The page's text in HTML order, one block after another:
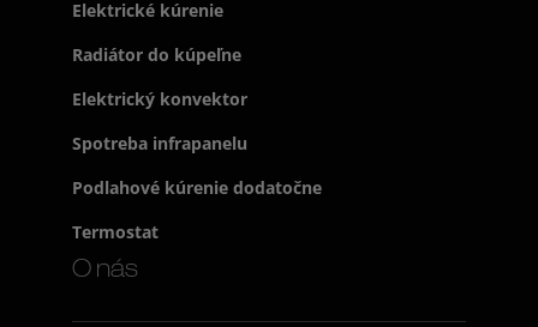
Elektrické kúrenie
Radiátor do kúpeľne
Elektrický konvektor
Spotreba infrapanelu
Podlahové kúrenie dodatočne
Termostat
O nás